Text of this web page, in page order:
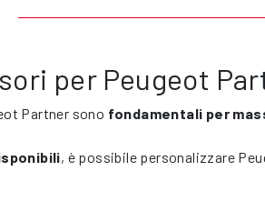
per Peugeot
Partner sono fondamentali per
, è possibile personalizzare